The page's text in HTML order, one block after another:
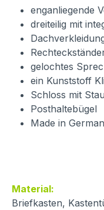
enganliegende
dreiteilig mit
gelochtes
ein Kunststoff
Schloss mit
Posthaltebügel
Made in
Material:
Briefkasten,